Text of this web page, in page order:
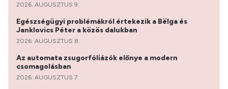
2026. AUGUSZTUS 9.
Egészségügyi problémákról értekezik a Bëlga és
Janklovics Péter a közös dalukban
2026. AUGUSZTUS 8.
Az automata zsugorfóliázók előnye a modern
csomagolásban
2026. AUGUSZTUS 7.